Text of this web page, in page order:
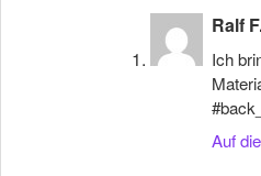
Ralf
Ich
Auf